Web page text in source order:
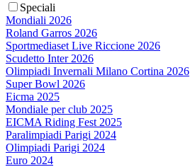
Speciali
Mondiali 2026
Roland Garros 2026
Sportmediaset Live Riccione 2026
Scudetto Inter 2026
Olimpiadi Invernali Milano Cortina 2026
Super Bowl 2026
Eicma 2025
Mondiale per club 2025
EICMA Riding Fest 2025
Paralimpiadi Parigi 2024
Olimpiadi Parigi 2024
Euro 2024